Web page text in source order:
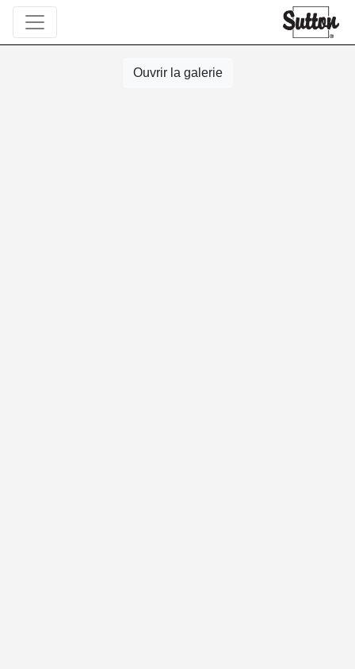
Ouvrir la galerie